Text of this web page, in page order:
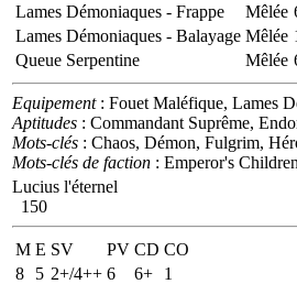
Lames Démoniaques - Frappe
Mêlée
Lames Démoniaques - Balayage Mêlée
Queue Serpentine
Mêlée
Equipement: Fouet Maléfique, Lames
Aptitudes : Commandant Suprême,
Mots-clés : Chaos, Démon, Fulgrim,
Mots-clés de faction : Emperor's Children
Lucius l'éternel
150
M E SV PV CD CO
8
5 2+/4++ 6 6+
1